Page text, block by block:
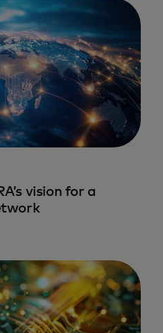
vision for a